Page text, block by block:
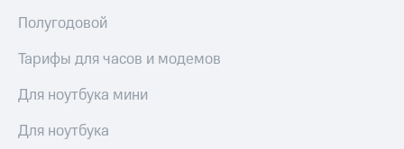
Полугодовой
Тарифы для часов и модемов
Для ноутбука мини
Для ноутбука